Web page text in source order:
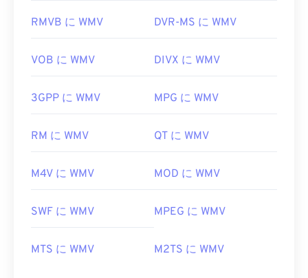
RMVB に WMV DVR-MS に WMV
VOB に WMV DIVX に WMV
3GPP に WMV MPG に WMV
RM に WMV QT に WMV
M4V に WMV MOD に WMV
SWF に WMV MPEG に WMV
MTS に WMV M2TS に WMV